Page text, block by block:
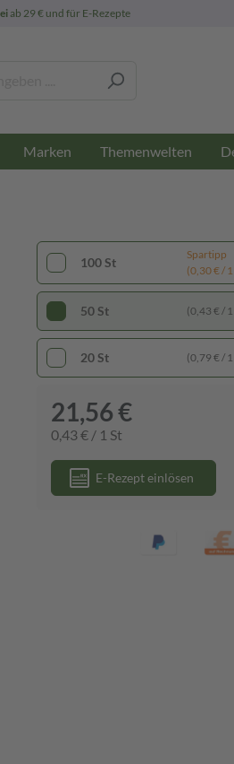
ab 29 € und für E-Rezepte
Marken Themenwelten
100 St
Spartipp
(0,30 € / 1
50 St (0,43 € / 1
20 St (0,79 € / 1
21,56 €
0,43 € / 1 St
E-Rezept einlösen